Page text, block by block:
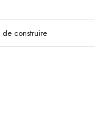
construire